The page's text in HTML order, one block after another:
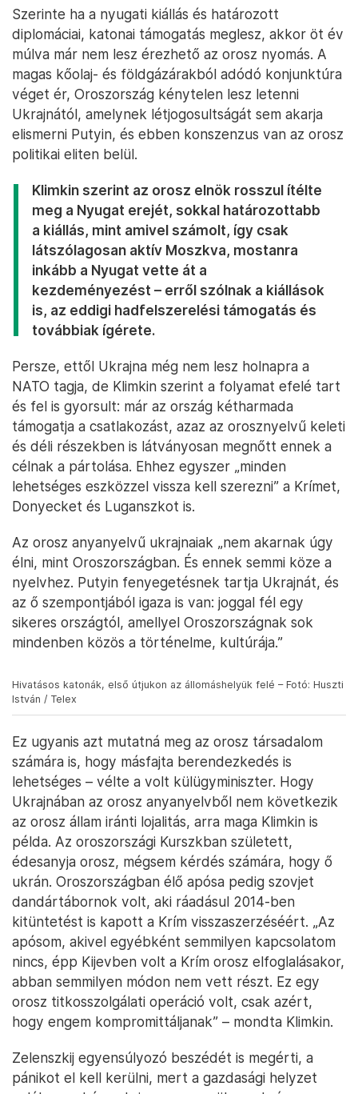
Szerinte ha a nyugati kiállás és határozott
diplomáciai, katonai támogatás meglesz, akkor öt év
múlva már nem lesz érezhető az orosz nyomás. A
magas kőolaj- és földgázárakból adódó konjunktúra
véget ér, Oroszország kénytelen lesz letenni
Ukrajnától, amelynek létjogosultságát sem akarja
elismerni Putyin, és ebben konszenzus van az orosz
politikai eliten belül.
Klimkin szerint az orosz elnök rosszul ítélte
meg a Nyugat erejét, sokkal határozottabb
a kiállás, mint amivel számolt, így csak
látszólagosan aktív Moszkva, mostanra
inkább a Nyugat vette át a
kezdeményezést – erről szólnak a kiállások
is, az eddigi hadfelszerelési támogatás és
továbbiak ígérete.
Persze, ettől Ukrajna még nem lesz holnapra a
NATO tagja, de Klimkin szerint a folyamat efelé tart
és fel is gyorsult: már az ország kétharmada
támogatja a csatlakozást, azaz az orosznyelvű keleti
és déli részekben is látványosan megnőtt ennek a
célnak a pártolása. Ehhez egyszer „minden
lehetséges eszközzel vissza kell szerezni” a Krímet,
Donyecket és Luganszkot is.
Az orosz anyanyelvű ukrajnaiak „nem akarnak úgy
élni, mint Oroszországban. És ennek semmi köze a
nyelvhez. Putyin fenyegetésnek tartja Ukrajnát, és
az ő szempontjából igaza is van: joggal fél egy
sikeres országtól, amellyel Oroszországnak sok
mindenben közös a történelme, kultúrája.”
Hivatásos katonák, első útjukon az állomáshelyük felé – Fotó: Huszti
István / Telex
Ez ugyanis azt mutatná meg az orosz társadalom
számára is, hogy másfajta berendezkedés is
lehetséges – vélte a volt külügyminiszter. Hogy
Ukrajnában az orosz anyanyelvből nem következik
példa. Az oroszországi Kurszkban született,
édesanyja orosz, mégsem kérdés számára, hogy ő